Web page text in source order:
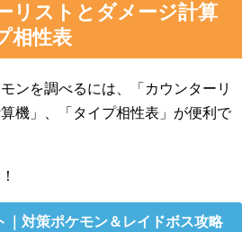
リストとダメージ計算
相性表
ンを調べるには、「カウンターリ
機」、「タイプ相性表」が便利で
｜対策ポケモン＆レイドボス攻略